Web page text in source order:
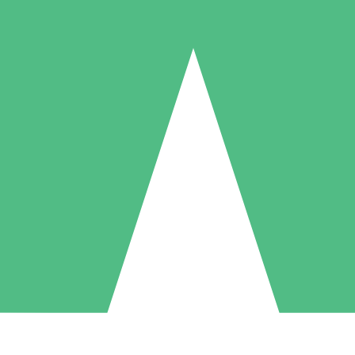
Packs de Crédits Individuels
à l'utilisation avec des crédits de téléchargement. Sans engagement
5 Téléchargements
US$